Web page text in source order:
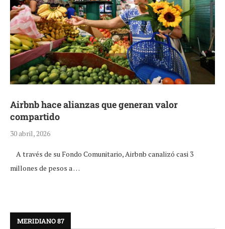
Airbnb hace alianzas que generan valor
compartido
30 abril, 2026
A través de su Fondo Comunitario, Airbnb canalizó casi 3
millones de pesos a …
MERIDIANO 87